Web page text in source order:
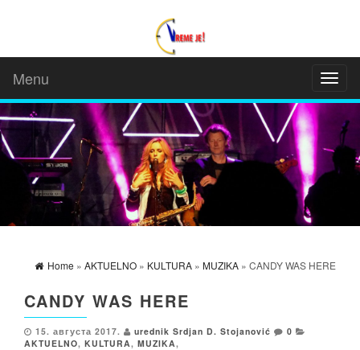
Menu
Home » AKTUELNO » KULTURA » MUZIKA » CANDY WAS HERE
CANDY WAS HERE
15. августа 2017. urednik Srdjan D. Stojanović
0
AKTUELNO, KULTURA , MUZIKA ,